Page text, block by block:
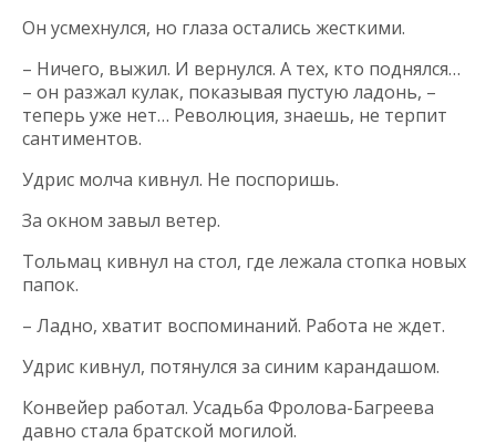
Он усмехнулся, но глаза остались жесткими.
– Ничего, выжил. И вернулся. А тех, кто поднялся…
– он разжал кулак, показывая пустую ладонь, –
теперь уже нет… Революция, знаешь, не терпит
сантиментов.
Удрис молча кивнул. Не поспоришь.
За окном завыл ветер.
Тольмац кивнул на стол, где лежала стопка новых
папок.
– Ладно, хватит воспоминаний. Работа не ждет.
Удрис кивнул, потянулся за синим карандашом.
Конвейер работал. Усадьба Фролова-Багреева
давно стала братской могилой.